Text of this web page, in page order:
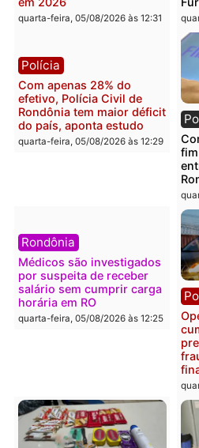
quarta-feira, 05/08/2026 às 12:48
Brasil
Confronto durante
quarta-feira, 05/08/2026 às 12:42
Polícia
Polícia